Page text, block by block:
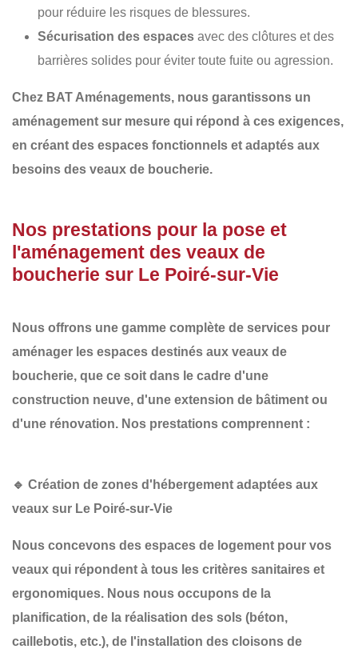
pour réduire les risques de blessures.
Sécurisation des espaces avec des clôtures et des
barrières solides pour éviter toute fuite ou agression.
Chez BAT Aménagements, nous garantissons un
aménagement sur mesure qui répond à ces exigences,
en créant des espaces fonctionnels et adaptés aux
besoins des veaux de boucherie.
Nos prestations pour la pose et
l'aménagement des veaux de
boucherie sur Le Poiré-sur-Vie
Nous offrons une gamme complète de services pour
aménager les espaces destinés aux veaux de
boucherie, que ce soit dans le cadre d'une
construction neuve, d'une extension de bâtiment ou
d'une rénovation. Nos prestations comprennent :
🔹 Création de zones d'hébergement adaptées aux
veaux sur Le Poiré-sur-Vie
Nous concevons des espaces de logement pour vos
veaux qui répondent à tous les critères sanitaires et
ergonomiques. Nous nous occupons de la
planification, de la réalisation des sols (béton,
caillebotis, etc.), de l'installation des cloisons de